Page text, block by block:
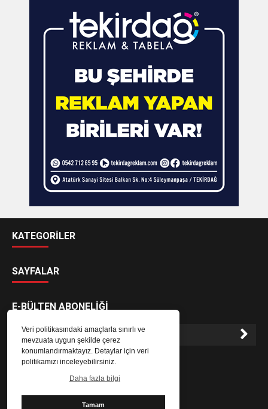
Veri politikasındaki amaçlarla sınırlı ve
mevzuata uygun şekilde çerez
konumlandırmaktayız. Detaylar için veri
politikamızı inceleyebilirsiniz.
Daha fazla bilgi
Tamam
KATEGORİLER
SAYFALAR
E-BÜLTEN ABONELİĞİ
E-Bülten aboneliği ile haberlere daha hızlı erişin.